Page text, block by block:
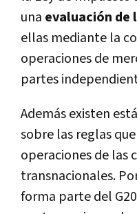
una evaluación de
ellas mediante la
operaciones de
partes
Además existen
sobre las reglas
operaciones de las
transnacionales.
forma parte del